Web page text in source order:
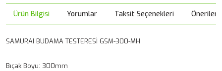
Ürün Bilgisi Yorumlar Taksit Seçenekleri
SAMURAI BUDAMA TESTERESİ GSM-300-MH
Bıçak Boyu: 300mm